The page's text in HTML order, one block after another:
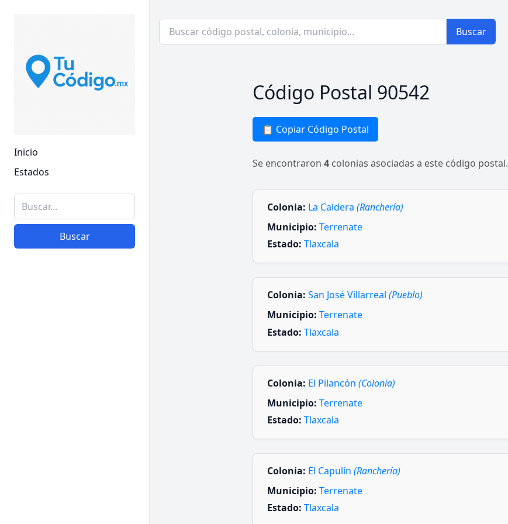
Inicio
Estados
Buscar
Buscar
Código Postal 90542
📋 Copiar Código Postal
Se encontraron 4 colonias asociadas a este código postal.
Colonia: La Caldera (Ranchería)
Municipio: Terrenate
Estado: Tlaxcala
Colonia: San José Villarreal (Pueblo)
Municipio: Terrenate
Estado: Tlaxcala
Colonia: El Pilancón (Colonia)
Municipio: Terrenate
Estado: Tlaxcala
Colonia: El Capulín (Ranchería)
Municipio: Terrenate
Estado: Tlaxcala